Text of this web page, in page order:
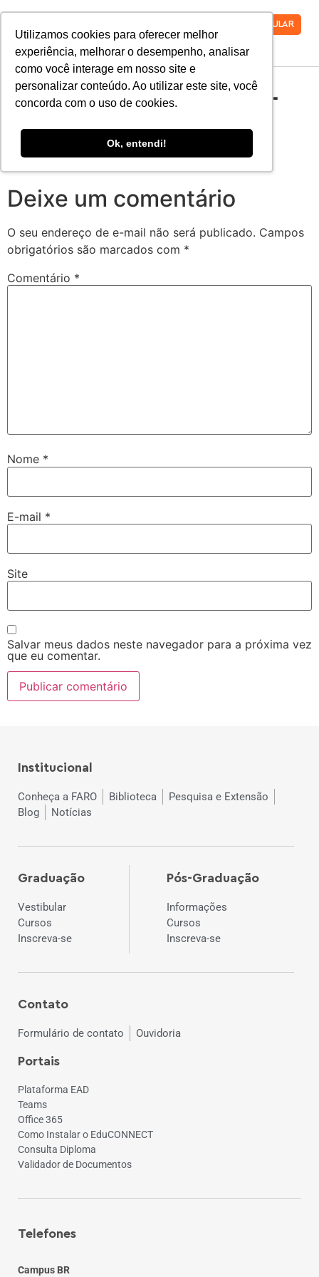
Utilizamos cookies para oferecer melhor
experiência, melhorar o desempenho, analisar
como você interage em nosso site e
personalizar conteúdo. Ao utilizar este site, você
concorda com o uso de cookies.
Ok, entendi!
VESTIBULAR
BANNER EAD FINAL
Deixe um comentário
O seu endereço de e-mail não será publicado. Campos
obrigatórios são marcados com *
Comentário *
Nome *
E-mail *
Site
Salvar meus dados neste navegador para a próxima vez
que eu comentar.
Institucional
Conheça a FARO Biblioteca
Pesquisa e Extensão
Blog
Notícias
Graduação
Vestibular
Cursos
Inscreva-se
Pós-Graduação
Informações
Cursos
Inscreva-se
Contato
Formulário de contato Ouvidoria
Portais
Plataforma EAD
Teams
Office 365
Como Instalar o EduCONNECT
Consulta Diploma
Validador de Documentos
Telefones
Campus BR